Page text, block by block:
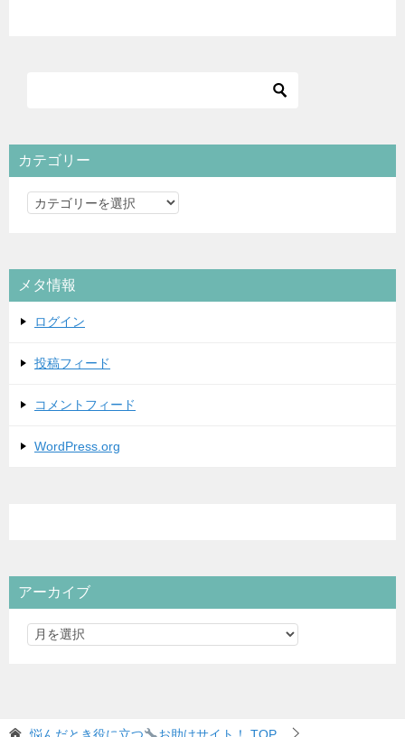
カテゴリー
カ
リ
ー
メタ情報
ログイン
投稿フィード
コメントフィード
WordPress.org
アーカイブ